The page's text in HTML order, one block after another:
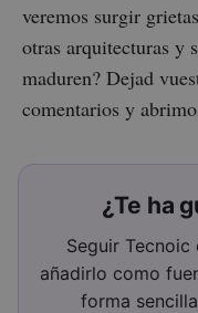
veremos surgir
otras arquitecturas y
maduren? Dejad
comentarios y
¿Te ha
Seguir Tecnoic
añadirlo como
forma